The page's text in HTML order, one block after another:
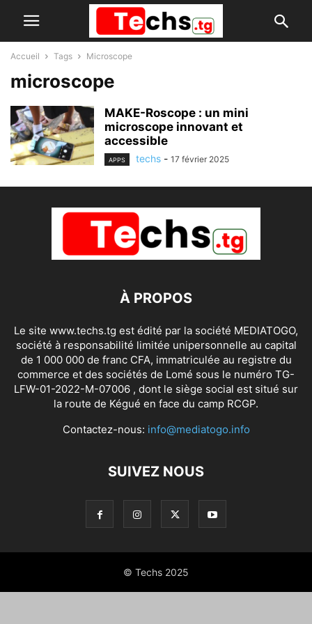
Accueil Tags Microscope
microscope
MAKE-Roscope : un mini
microscope innovant et
accessible
APPS techs - 17 février 2025
À PROPOS
Le site www.techs.tg est édité par la société MEDIATOGO,
société à responsabilité limitée unipersonnelle au capital
de 1 000 000 de franc CFA, immatriculée au registre du
commerce et des sociétés de Lomé sous le numéro TG-
LFW-01-2022-M-07006 , dont le siège social est situé sur
la route de Kégué en face du camp RCGP.
Contactez-nous: info@mediatogo.info
SUIVEZ NOUS
© Techs 2025